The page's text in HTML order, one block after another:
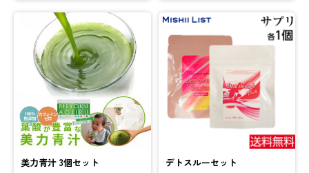
美力青汁 3個セット
デトスルーセット